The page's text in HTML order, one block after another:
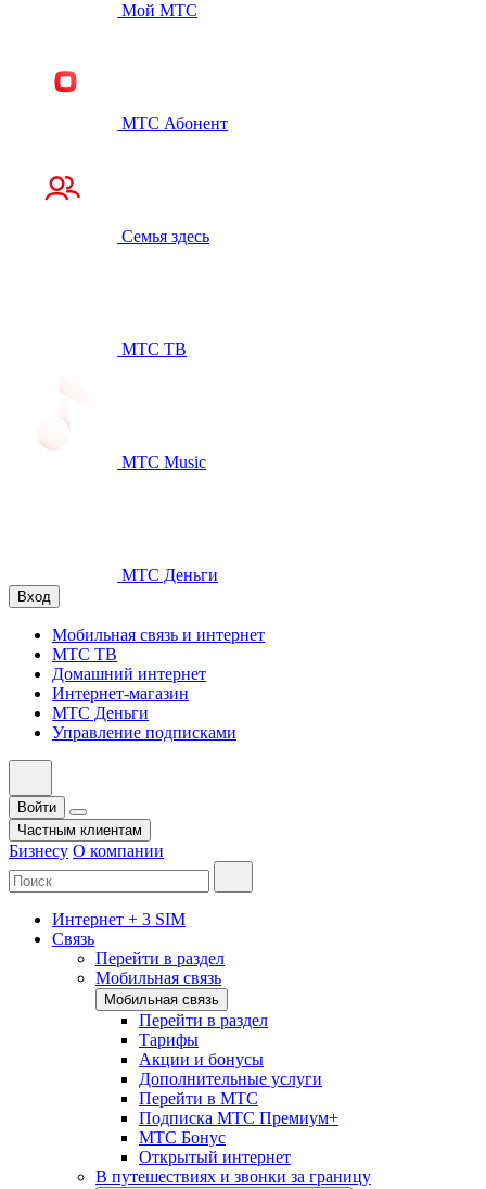
Мой МТС
МТС Абонент
Семья здесь
МТС ТВ
МТС Music
МТС Деньги
Вход
Мобильная связь и интернет
МТС ТВ
Домашний интернет
Интернет-магазин
МТС Деньги
Управление подписками
Войти
Частным клиентам
Бизнесу О компании
Интернет + 3 SIM
Связь
Перейти в раздел
Мобильная связь
Мобильная связь
Перейти в раздел
Тарифы
Акции и бонусы
Дополнительные услуги
Перейти в МТС
Подписка МТС Премиум+
МТС Бонус
Открытый интернет
В путешествиях и звонки за границу